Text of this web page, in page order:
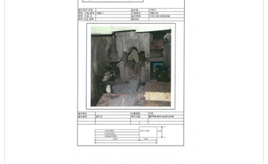
삽니다